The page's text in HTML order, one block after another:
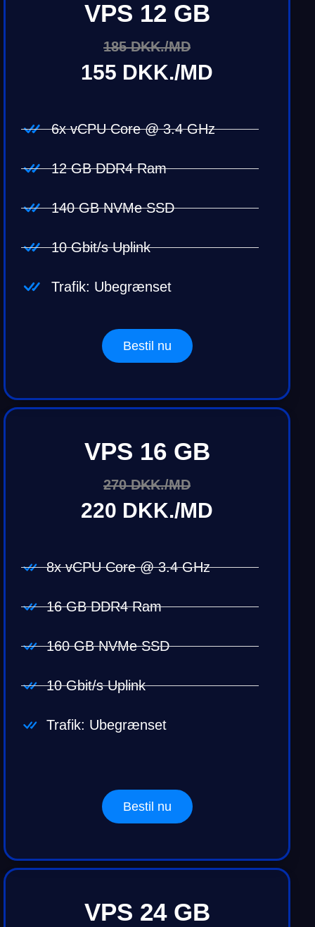
VPS 12 GB
185 DKK./MD
155 DKK./MD
6x vCPU Core @ 3.4 GHz
12 GB DDR4 Ram
140 GB NVMe SSD
10 Gbit/s Uplink
Trafik: Ubegrænset
Bestil nu
VPS 16 GB
270 DKK./MD
220 DKK./MD
8x vCPU Core @ 3.4 GHz
16 GB DDR4 Ram
160 GB NVMe SSD
10 Gbit/s Uplink
Trafik: Ubegrænset
Bestil nu
VPS 24 GB